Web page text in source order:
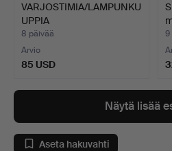
VARJOSTIMIA/LAMPUNKU
UPPIA
KATTOVALAISIMIIN…
8 päivää
Arvio
85 USD
9
Näytä lisää
Aseta hakuvahti